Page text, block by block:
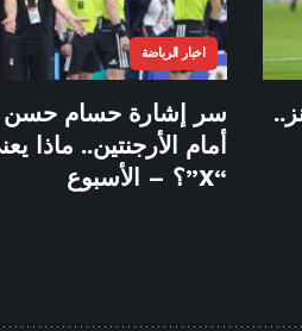
اخبار الرياضة
سر إشارة حسام حسن
أمام الأرجنتين.. ماذا
“X”؟ – الأسبوع